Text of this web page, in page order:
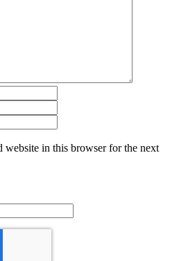
website in this browser for the next